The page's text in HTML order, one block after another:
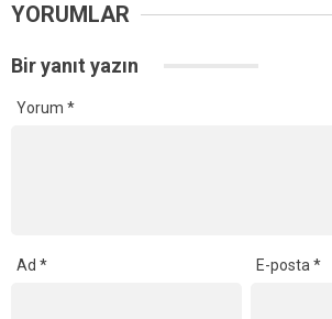
YORUMLAR
Bir yanıt yazın
Yorum *
Ad * E-posta*